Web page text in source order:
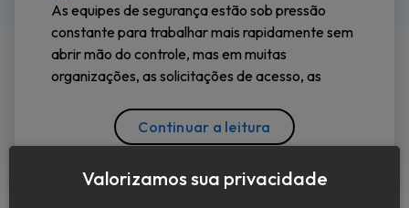
As equipes de segurança estão sob pressão
constante para trabalhar mais rapidamente sem
abrir mão do controle, mas em muitas
organizações, as solicitações de acesso, as
Continuar a leitura
Valorizamos sua privacidade